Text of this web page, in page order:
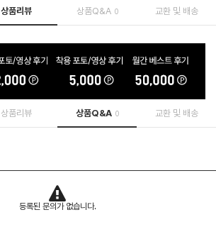
상품리뷰 상품Q&A 0 교환 및 배송
상품리뷰 상품Q&A 0 교환 및 배송
등록된 문의가 없습니다.